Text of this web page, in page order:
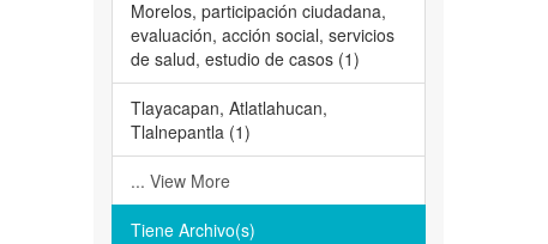
Morelos, participación ciudadana,
evaluación, acción social, servicios
de salud, estudio de casos (1)
Tlayacapan, Atlatlahucan,
Tlalnepantla (1)
... View More
Tiene Archivo(s)